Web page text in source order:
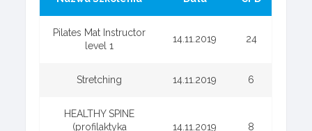
Pilates Mat Instructor
level 1
14.11.2019 24
Stretching 14.11.2019 6
HEALTHY SPINE
(profilaktyka
14.11.2019 8